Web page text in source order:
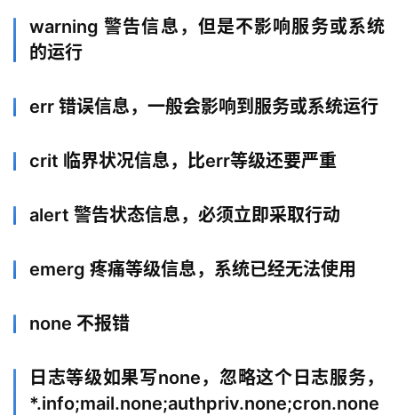
warning 警告信息，但是不影响服务或系统
的运行
err 错误信息，一般会影响到服务或系统运行
crit 临界状况信息，比err等级还要严重
alert 警告状态信息，必须立即采取行动
emerg 疼痛等级信息，系统已经无法使用
none 不报错
日志等级如果写none，忽略这个日志服务，
*.info;mail.none;authpriv.none;cron.none